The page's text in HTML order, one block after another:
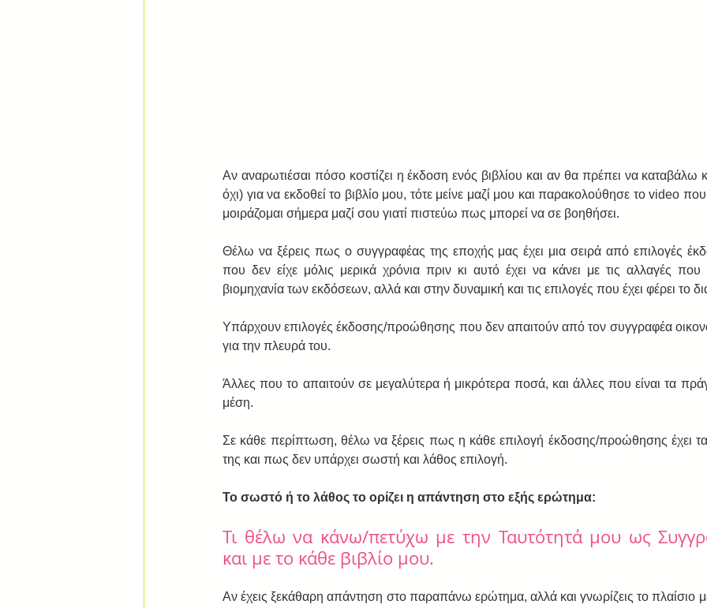
Αν αναρωτιέσαι πόσο κοστίζει η έκδοση ενός βιβλίου και αν θα πρέπει να καταβάλω
όχι) για να εκδοθεί το βιβλίο μου, τότε μείνε μαζί μου και παρακολούθησε το video που
μοιράζομαι σήμερα μαζί σου γιατί πιστεύω πως μπορεί να σε βοηθήσει.
Θέλω να ξέρεις πως ο συγγραφέας της εποχής μας έχει μια σειρά από επιλογές
που δεν είχε μόλις μερικά χρόνια πριν κι αυτό έχει να κάνει με τις αλλαγές που
βιομηχανία των εκδόσεων, αλλά και στην δυναμική και τις επιλογές που έχει φέρει το
Υπάρχουν επιλογές έκδοσης/προώθησης που δεν απαιτούν από τον συγγραφέα
για την πλευρά του.
Άλλες που το απαιτούν σε μεγαλύτερα ή μικρότερα ποσά, και άλλες που είναι τα
μέση.
Σε κάθε περίπτωση, θέλω να ξέρεις πως η κάθε επιλογή έκδοσης/προώθησης έχει
της και πως δεν υπάρχει σωστή και λάθος επιλογή.
Το σωστό ή το λάθος το ορίζει η απάντηση στο εξής ερώτημα:
Τι θέλω να κάνω/πετύχω με την Ταυτότητά μου ως
και με το κάθε βιβλίο μου.
Αν έχεις ξεκάθαρη απάντηση στο παραπάνω ερώτημα, αλλά και γνωρίζεις το πλαίσιο